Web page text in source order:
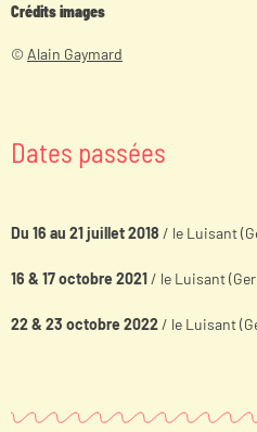
Crédits images
© Alain Gaymard
Dates passées
Du 16 au 21 juillet 2018 / le Luisant
16 & 17 octobre 2021 / le Luisant
22 & 23 octobre 2022 / le Luisant